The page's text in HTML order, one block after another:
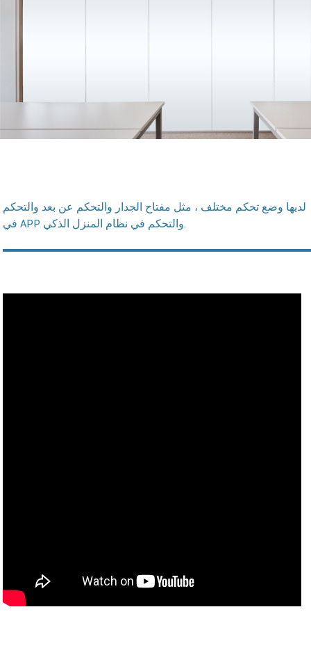
لديها وضع تحكم مختلف ، مثل مفتاح الجدار والتحكم عن بعد والتحكم
في APP والتحكم في نظام المنزل الذكي.